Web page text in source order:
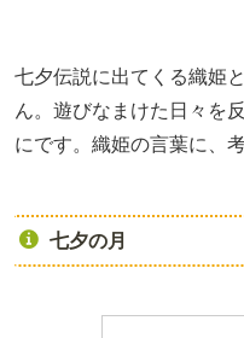
七夕伝説に出てくる織姫
ん。遊びなまけた日々を
にです。織姫の言葉に、
七夕の月